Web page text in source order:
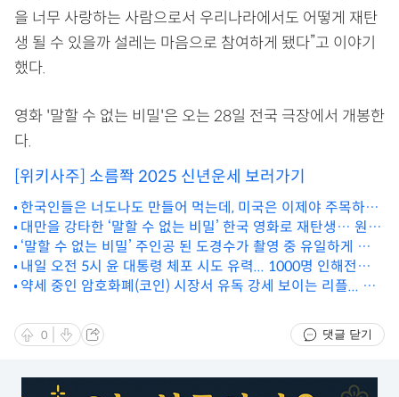
을 너무 사랑하는 사람으로서 우리나라에서도 어떻게 재탄
생 될 수 있을까 설레는 마음으로 참여하게 됐다”고 이야기
했다.
영화 '말할 수 없는 비밀'은 오는 28일 전국 극장에서 개봉한
다.
[위키사주] 소름쫙 2025 신년운세 보러가기
한국인들은 너도나도 만들어 먹는데, 미국은 이제야 주목하기
시작한 '식재료'
대만을 강타한 ‘말할 수 없는 비밀’ 한국 영화로 재탄생… 원작
과 같지만 다르다 [종합]
‘말할 수 없는 비밀’ 주인공 된 도경수가 촬영 중 유일하게 걱정
한 부분 [위키현장]
내일 오전 5시 윤 대통령 체포 시도 유력... 1000명 인해전술로
관저 뚫는다
약세 중인 암호화폐(코인) 시장서 유독 강세 보이는 리플... 전
0 댓글 닫기